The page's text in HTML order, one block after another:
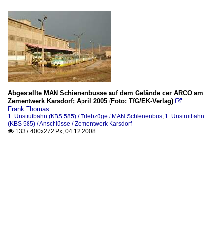
Abgestellte MAN Schienenbusse auf dem Gelände der ARCO am
Zementwerk Karsdorf; April 2005 (Foto: TfG/EK-Verlag) 
Frank Thomas
1. Unstrutbahn (KBS 585) / Triebzüge / MAN Schienenbus, 1. Unstrutbahn
(KBS 585) / Anschlüsse / Zementwerk Karsdorf
 1337 400x272 Px, 04.12.2008